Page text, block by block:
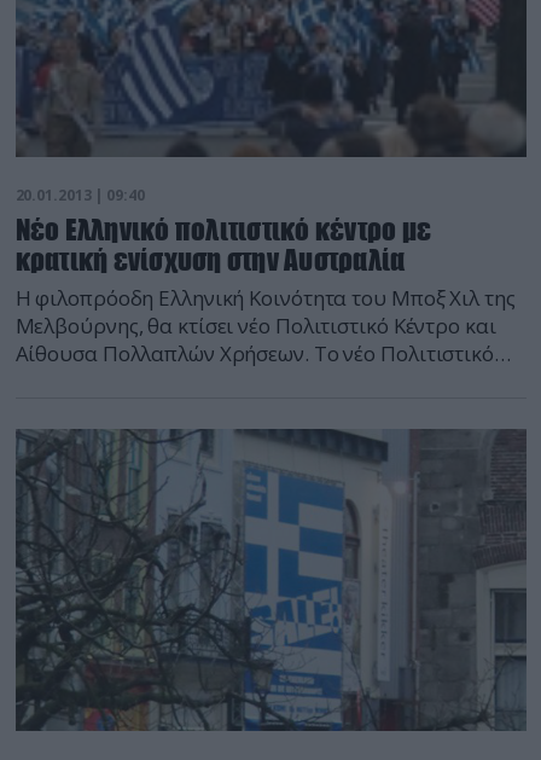
20.01.2013 | 09:40
Νέο Ελληνικό πολιτιστικό κέντρο με
κρατική ενίσχυση στην Αυστραλία
Η φιλοπρόοδη Ελληνική Κοινότητα του Μποξ Χιλ της
Μελβούρνης, θα κτίσει νέο Πολιτιστικό Κέντρο και
Αίθουσα Πολλαπλών Χρήσεων. Το νέο Πολιτιστικό
Κέντρο. Πρόκειται για ένα έργο συνολικής δαπάνης
3,3 εκατομμυρίων δολαρίων Αυστραλίας, που
επιχορηγείται με 600.000 δολάρια από την
πολιτειακή […]